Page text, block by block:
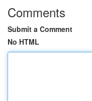
Comments
Submit a Comment
No HTML